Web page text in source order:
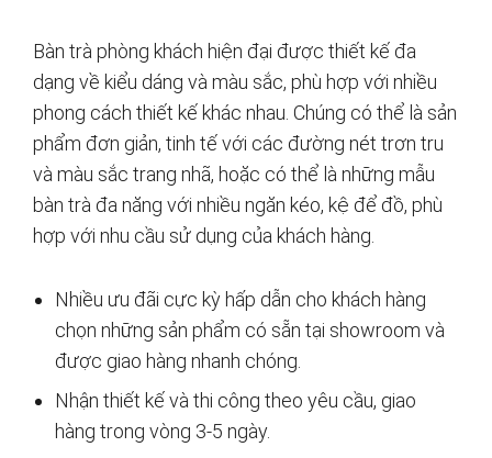
Bàn trà phòng khách hiện đại được thiết kế đa
dạng về kiểu dáng và màu sắc, phù hợp với nhiều
phong cách thiết kế khác nhau. Chúng có thể là sản
phẩm đơn giản, tinh tế với các đường nét trơn tru
và màu sắc trang nhã, hoặc có thể là những mẫu
bàn trà đa năng với nhiều ngăn kéo, kệ để đồ, phù
hợp với nhu cầu sử dụng của khách hàng.
Nhiều ưu đãi cực kỳ hấp dẫn cho khách hàng
chọn những sản phẩm có sẵn tại showroom và
được giao hàng nhanh chóng.
Nhận thiết kế và thi công theo yêu cầu, giao
hàng trong vòng 3-5 ngày.